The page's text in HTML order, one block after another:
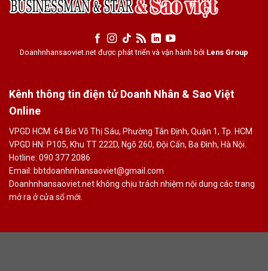
Doanhnhansaoviet.net được phát triển và vận hành bởi Lens Group
Kênh thông tin điện tử Doanh Nhân & Sao Việt
Online
VPGD HCM: 64 Bis Võ Thị Sáu, Phường Tân Định, Quận 1, Tp. HCM
VPGD HN: P105, Khu TT 222D, Ngõ 260, Đội Cấn, Ba Đình, Hà Nội.
Hotline: 090 377 2086
Email: bbtdoanhnhansaoviet@gmail.com
Doanhnhansaoviet.net không chịu trách nhiệm nội dung các trang
mở ra ở cửa sổ mới.